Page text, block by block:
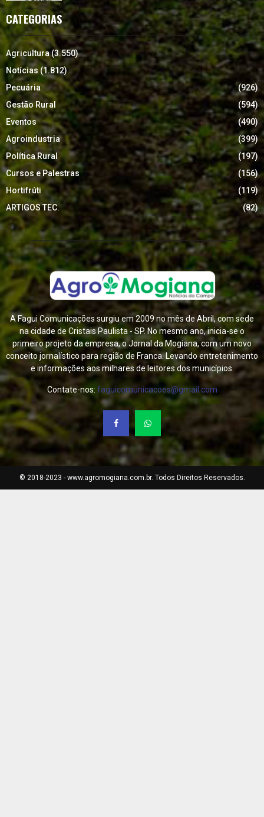
CATEGORIAS
Agricultura(3.550)
Notícias (1.812)
Pecuária
(926)
Gestão Rural
(594)
Eventos
(490)
Agroindustria
(399)
Política Rural
(197)
Cursos e Palestras
(156)
Hortifrúti
(119)
ARTIGOS TEC.
(82)
A Fagui Comunicações surgiu em 2009 no mês de Abril, com sede
na cidade de Cristais Paulista - SP. No mesmo ano, inicia-se o
primeiro projeto da empresa, o Jornal da Mogiana, com um novo
conceito jornalístico para região de Franca. Levando entretenimento
e informações aos milhares de leitores dos municípios.
Contate-nos: faguicomunicacoes@gmail.com
© 2018-2023 - www.agromogiana.com.br. Todos Direitos Reservados.